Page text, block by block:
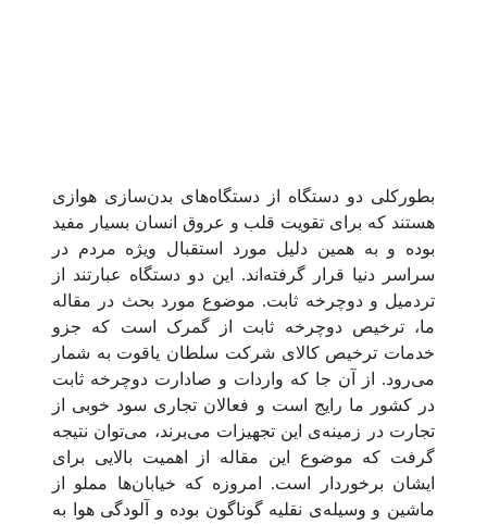
بطورکلی دو دستگاه از دستگاه‌های بدن‌سازی هوازی
هستند که برای تقویت قلب و عروق انسان بسیار مفید
بوده و به همین دلیل مورد استقبال ویژه مردم در
سراسر دنیا قرار گرفته‌اند. این دو دستگاه عبارتند از
تردمیل و دوچرخه ثابت. موضوع مورد بحث در مقاله
ما، ترخیص دوچرخه ثابت از گمرک است که جزو
خدمات ترخیص کالای شرکت سلطان یاقوت به شمار
می‌رود. از آن جا که واردات و صادارت دوچرخه ثابت
در کشور ما رایج است و فعالان تجاری سود خوبی از
تجارت در زمینه‌ی این تجهیزات می‌برند، می‌توان نتیجه
گرفت که موضوع این مقاله از اهمیت بالایی برای
ایشان برخوردار است. امروزه که خیابان‌ها مملو از
ماشین و وسیله‌ی نقلیه گوناگون بوده و آلودگی هوا به